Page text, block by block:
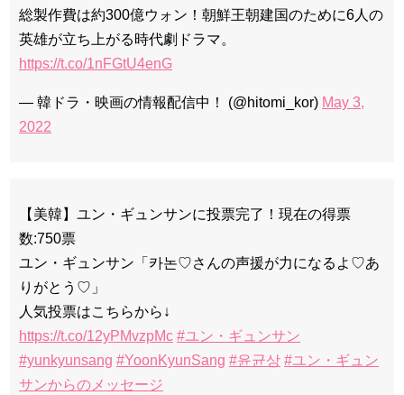
総製作費は約300億ウォン！朝鮮王朝建国のために6人の
英雄が立ち上がる時代劇ドラマ。
https://t.co/1nFGtU4enG
— 韓ドラ・映画の情報配信中！ (@hitomi_kor) May 3,
2022
【美韓】ユン・ギュンサンに投票完了！現在の得票
数:750票
ユン・ギュンサン「카논♡さんの声援が力になるよ♡あ
りがとう♡」
人気投票はこちらから↓
https://t.co/12yPMvzpMc #ユン・ギュンサン
#yunkyunsang #YoonKyunSang #윤균상 #ユン・ギュン
サンからのメッセージ